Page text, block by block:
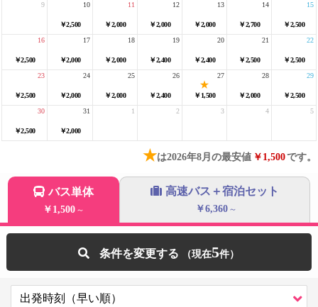
9
￥2,500
10
￥2,000
11
￥2,000
12
￥2,000
13
￥2,700
14
￥2,500
15
￥2,500
16
￥2,000
17
￥2,000
18
￥2,400
19
￥2,400
20
￥2,500
21
￥2,500
22
￥2,500
23
￥2,000
24
￥2,000
25
￥2,400
26
￥1,500
27
￥2,000
28
￥2,500
29
￥2,500
30
￥2,000
31 1 2 3 4 5
★は2026年8月の最安値 ￥1,500です。
バス単体
￥1,500 ～
高速バス＋宿泊セット
￥6,360 ～
条件を変更する 5